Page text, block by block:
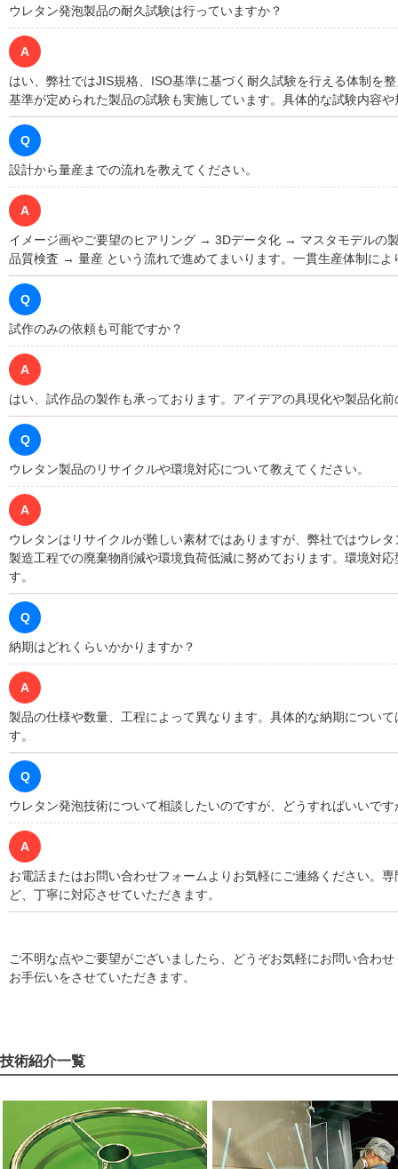
ウレタン発泡製品の耐久試験は行っていますか？
A
はい、弊社ではJIS規格、ISO基準に基づく耐久試験を行える体制を
基準が定められた製品の試験も実施しています。具体的な試験内容
Q
設計から量産までの流れを教えてください。
A
イメージ画やご要望のヒアリング → 3Dデータ化 → マスタモデル
品質検査 → 量産 という流れで進めてまいります。一貫生産体制によ
Q
試作のみの依頼も可能ですか？
A
はい、試作品の製作も承っております。アイデアの具現化や製品化
Q
ウレタン製品のリサイクルや環境対応について教えてください。
A
ウレタンはリサイクルが難しい素材ではありますが、弊社ではウレ
製造工程での廃棄物削減や環境負荷低減に努めております。環境対
す。
Q
納期はどれくらいかかりますか？
A
製品の仕様や数量、工程によって異なります。具体的な納期につい
す。
Q
ウレタン発泡技術について相談したいのですが、どうすればいいです
A
お電話またはお問い合わせフォームよりお気軽にご連絡ください。
ど、丁寧に対応させていただきます。
ご不明な点やご要望がございましたら、どうぞお気軽にお問い合わ
お手伝いをさせていただきます。
技術紹介一覧